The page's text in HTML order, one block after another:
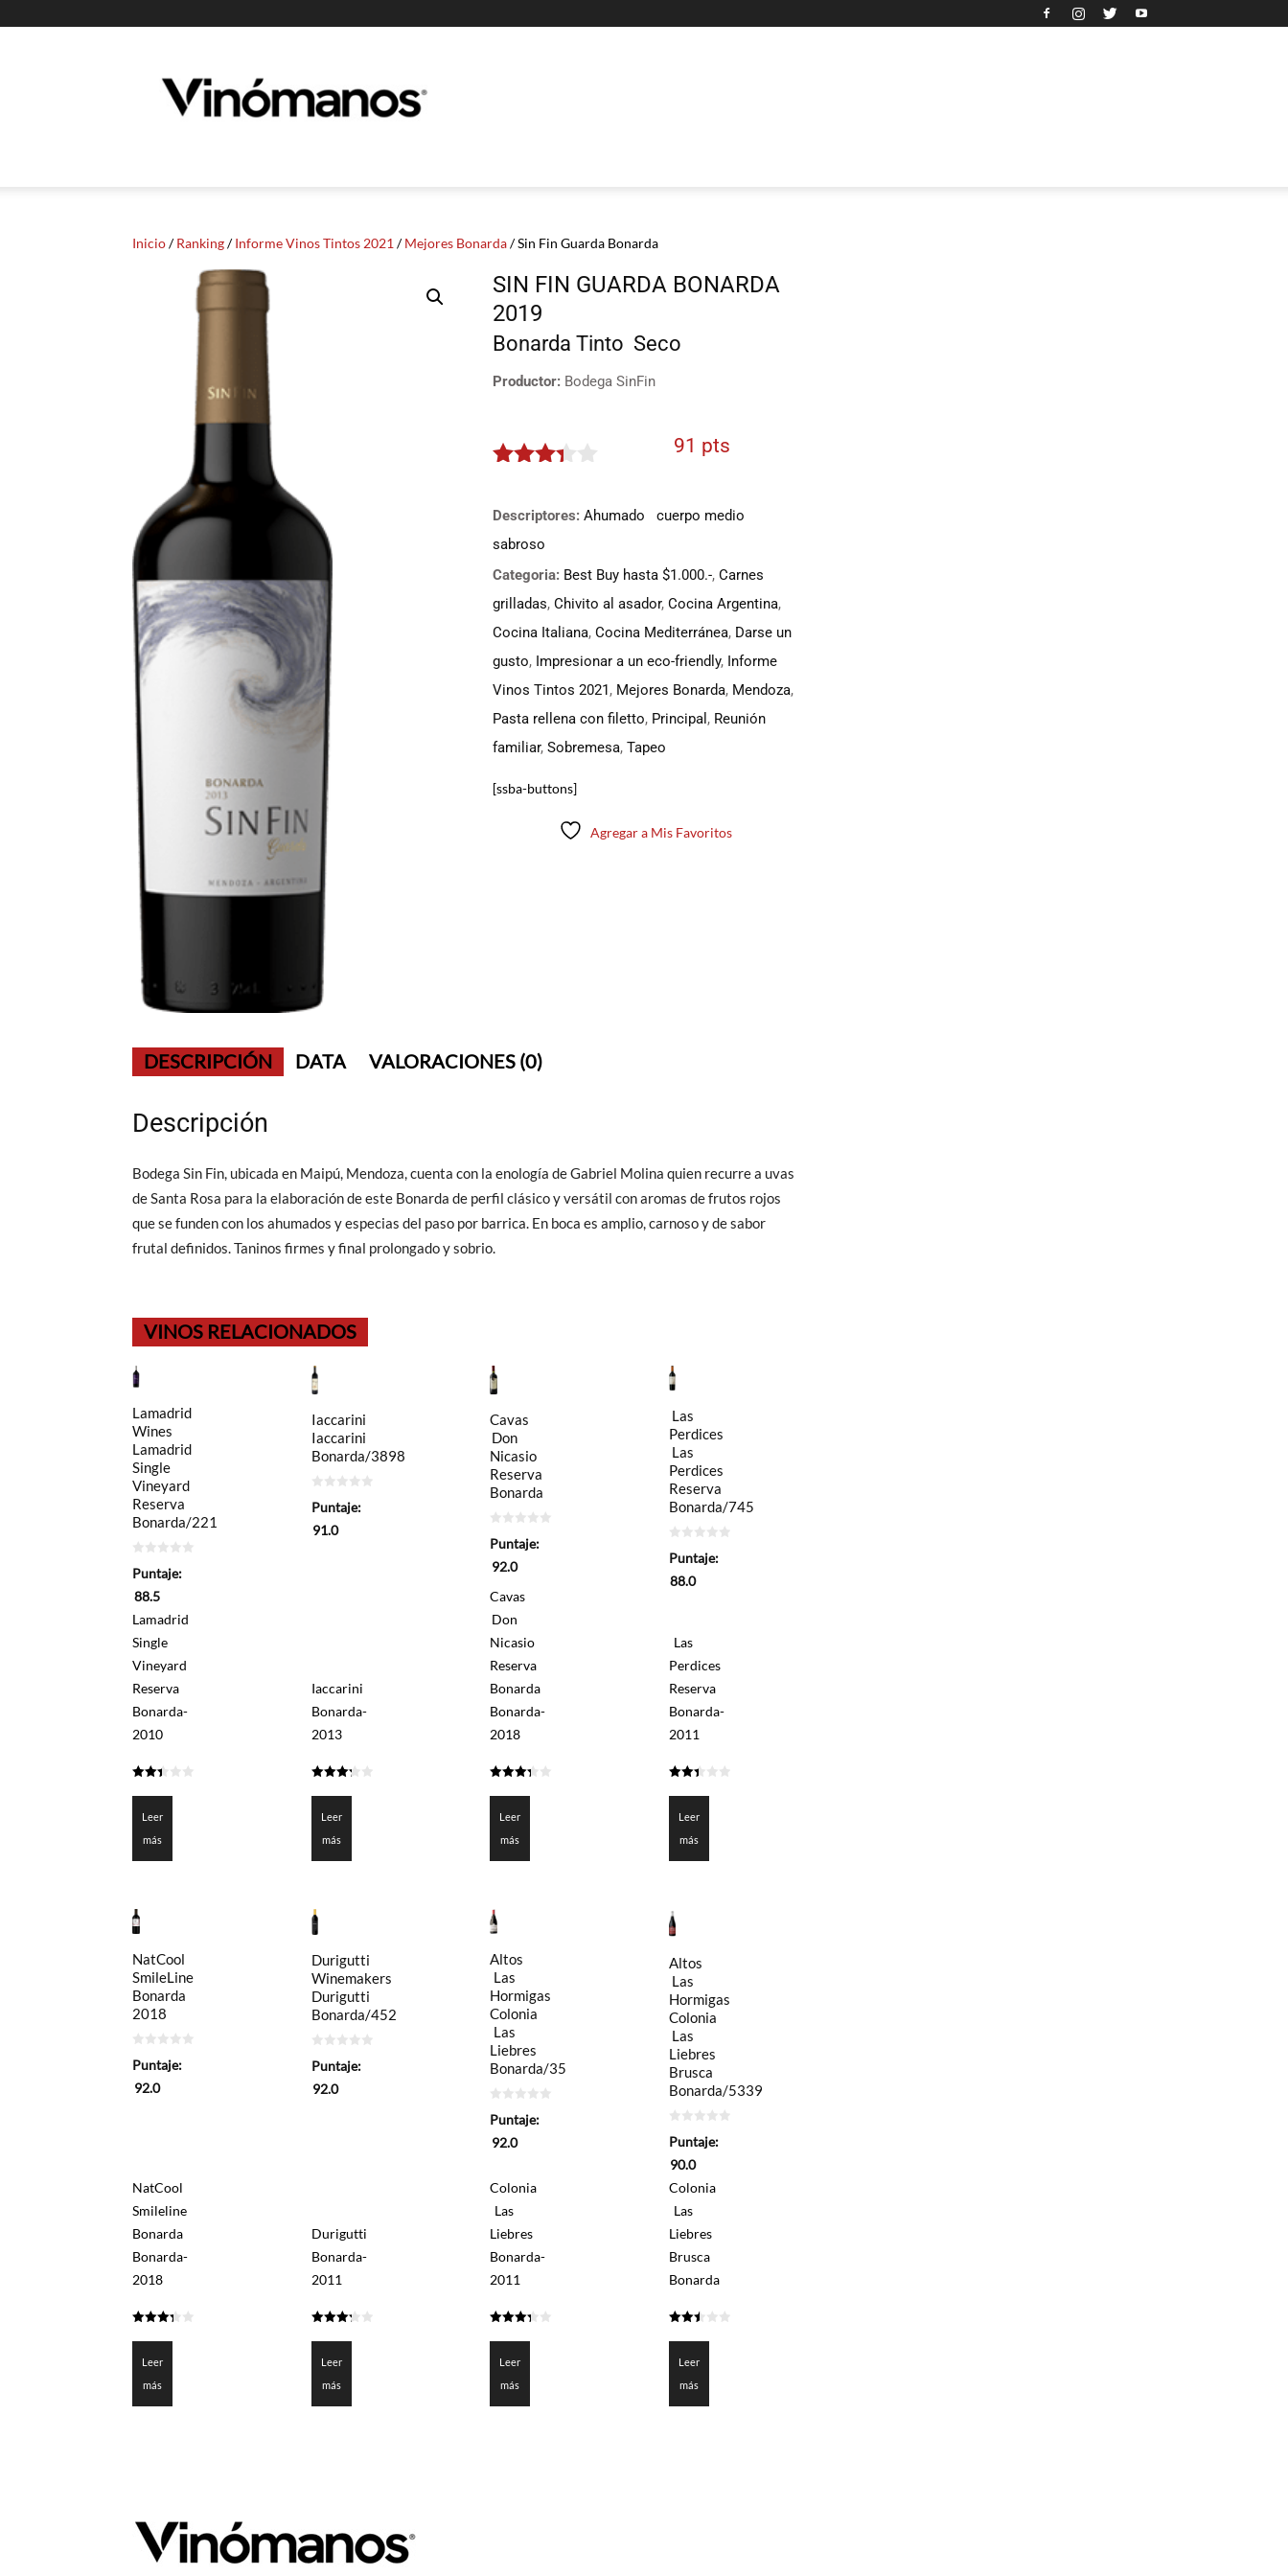
Vinomanos
Inicio/Ranking/Informe Vinos Tintos 2021 /Mejores Bonarda/ Sin Fin Guarda Bonarda
SIN FIN GUARDA BONARDA
2019
Bonarda Tinto Seco
Productor: Bodega SinFin
91 pts
Descriptores: Ahumado
cuerpo medio
sabroso
Categoria: Best Buy hasta $1.000.-, Carnes
grilladas, Chivito al asador, Cocina Argentina,
Cocina Italiana, Cocina Mediterránea, Darse un
gusto, Impresionar a un eco-friendly, Informe
Vinos Tintos 2021, Mejores Bonarda, Mendoza,
Pasta rellena con filetto, Principal , Reunión
familiar, Sobremesa, Tapeo
[ssba-buttons]
Agregar a Mis Favoritos
DESCRIPCIÓN DATA VALORACIONES (0)
Descripción
Bodega Sin Fin, ubicada en Maipú, Mendoza, cuenta con la enología de Gabriel Molina quien recurre a uvas
de Santa Rosa para la elaboración de este Bonarda de perfil clásico y versátil con aromas de frutos rojos
que se funden con los ahumados y especias del paso por barrica. En boca es amplio, carnoso y de sabor
frutal definidos. Taninos firmes y final prolongado y sobrio.
VINOS RELACIONADOS
Lamadrid
Wines
Lamadrid
Single
Vineyard
Reserva
Bonarda/221
de
Puntaje:
88.5
Lamadrid
Single
Vineyard
Reserva
Bonarda-
2010
Leer
más
Iaccarini
Iaccarini
Bonarda/3898
de
Puntaje:
91.0
Iaccarini
Bonarda-
2013
Leer
más
Cavas
Don
Nicasio
Reserva
Bonarda
de
Puntaje:
92.0
Cavas
Don
Nicasio
Reserva
Bonarda
Bonarda-
2018
Leer
más
Las
Perdices
Las
Perdices
Reserva
Bonarda/745
de
Puntaje:
88.0
Las
Perdices
Reserva
Bonarda-
2011
Leer
más
NatCool
SmileLine
Bonarda
2018
de
Puntaje:
92.0
NatCool
Smileline
Bonarda
Bonarda-
2018
de 5
Leer
más
Durigutti
Winemakers
Durigutti
Bonarda/452
de
Puntaje:
92.0
Durigutti
Bonarda-
2011
de 5
Leer
más
Altos
Las
Hormigas
Colonia
Las
Liebres
Bonarda/35
de
Puntaje:
92.0
Colonia
Las
Liebres
Bonarda-
2011
de 5
Leer
más
Altos
Las
Hormigas
Colonia
Las
Liebres
Brusca
Bonarda/5339
de
Puntaje:
90.0
Colonia
Las
Liebres
Brusca
Bonarda
de 5
Leer
más